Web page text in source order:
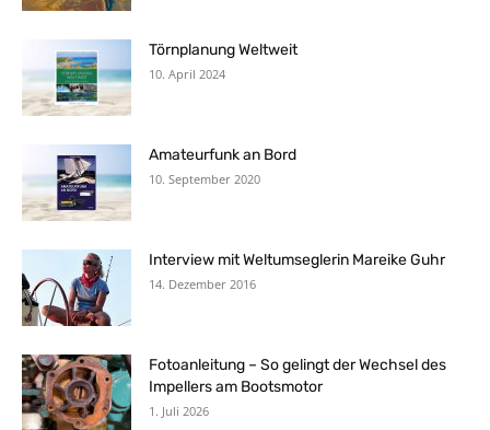
Törnplanung Weltweit
10. April 2024
Amateurfunk an Bord
10. September 2020
Interview mit Weltumseglerin Mareike Guhr
14. Dezember 2016
Fotoanleitung – So gelingt der Wechsel des
Impellers am Bootsmotor
1. Juli 2026